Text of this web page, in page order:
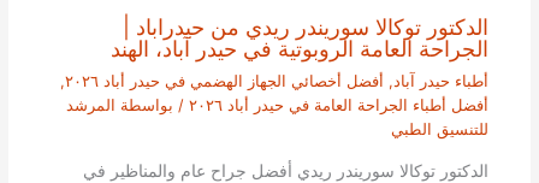
الدكتور توكالا سوريندر ريدي من حيدراباد |
الجراحة العامة الروبوتية في حيدر آباد، الهند
أطباء حيدر آباد , أفضل أخصائي الجهاز الهضمي في حيدر أباد ٢٠٢٦
,
أفضل أطباء الجراحة العامة في حيدر أباد ٢٠٢٦
/ بواسطة المرشد
للتنسيق الطبي
الدكتور توكالا سوريندر ريدي أفضل جراح عام والمناظير في